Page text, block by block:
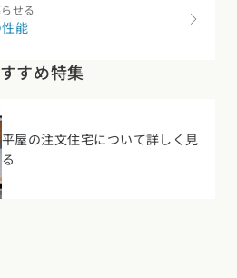
せる
能
すめ特集
平屋の注文住宅について詳しく見
る